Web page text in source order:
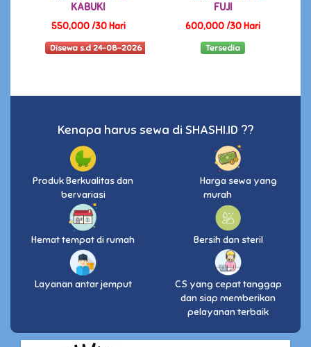
KABUKI
550,000 /30 Hari
Disewa s.d 24-08-2026
FUJI
600,000 /30 Hari
Tersedia
Kenapa harus sewa di SHASHI.ID ??
Produk Berkualitas dan
bervariasi
Harga sewa yang
murah
Hemat tempat di rumah Bersih dan steril
Layanan antar jemput
CS yang cepat tanggap
dan siap memberikan
pelayanan terbaik